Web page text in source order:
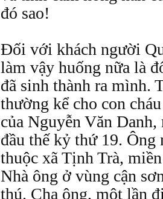
đó sao!
Đối với khách người
làm vậy huống nữa là
đã sinh thành ra mình.
thường kể cho con
của Nguyễn Văn
đầu thế kỷ thứ 19.
thuộc xã Tịnh Trà,
Nhà ông ở vùng cận
thú. Cha ông, một lần